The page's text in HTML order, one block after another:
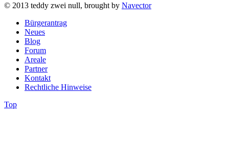
© 2013 teddy zwei null, brought by Navector
Bürgerantrag
Neues
Blog
Forum
Areale
Partner
Kontakt
Rechtliche Hinweise
Top